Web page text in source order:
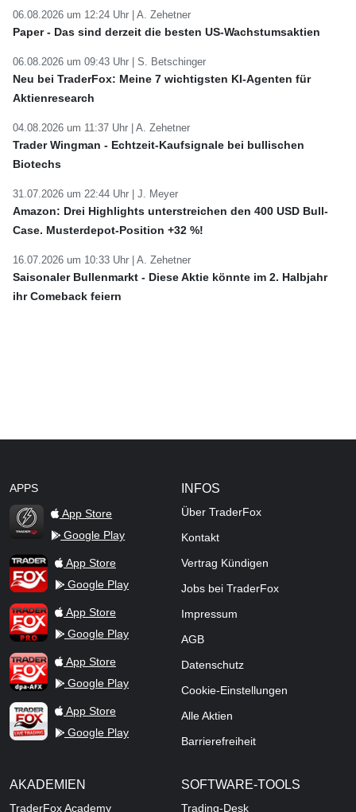
06.08.2026 um 12:24 Uhr | A. Zehetner
Paper - Das sind derzeit die besten US-Wachstumsaktien
06.08.2026 um 09:43 Uhr | S. Betschinger
Neu bei TraderFox: Meine 7 wichtigsten KI-Agenten für
Aktienresearch
04.08.2026 um 11:37 Uhr | A. Zehetner
Trader Wingman - Echtzeit-Kaufsignale bei bullischen
Biotechs
31.07.2026 um 22:44 Uhr | J. Meyer
Amazon: Drei Highlights unterstreichen den 400 USD Bull-
Case. Musterdepot-Position +32 %!
16.07.2026 um 10:33 Uhr | A. Zehetner
Saisonaler Bullenmarkt - Diese Aktie könnte im 2. Halbjahr
ihr Comeback feiern
APPS
TraderFox Flash
App Store
Google Play
TraderFox AppApp Store
Google Play
TraderFox ProApp Store
Google Play
TraderFox dpa-AFX ProFeed
App Store
Google Play
TraderFox Live Trading
App Store
Google Play
INFOS
Über TraderFox
Kontakt
Vertrag Kündigen
Jobs bei TraderFox
Impressum
AGB
Datenschutz
Cookie-Einstellungen
Alle Aktien
Barrierefreiheit
AKADEMIEN
TraderFox Academy
SOFTWARE-TOOLS
Trading-Desk